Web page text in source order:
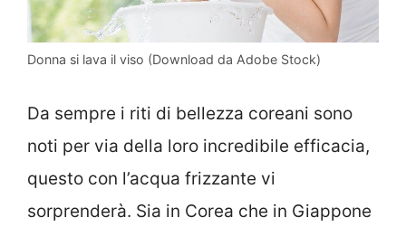
Donna si lava il viso (Download da Adobe Stock)
Da sempre i riti di bellezza coreani sono
noti per via della loro incredibile efficacia,
questo con l’acqua frizzante vi
sorprenderà. Sia in Corea che in Giappone